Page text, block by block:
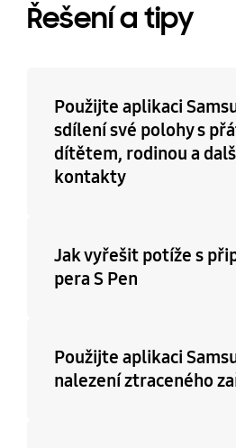
Řešení a tipy
Použijte aplikaci
sdílení své polohy s
dítětem, rodinou a
kontakty
Jak vyřešit potíže s
pera S Pen
Použijte aplikaci
nalezení ztraceného